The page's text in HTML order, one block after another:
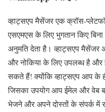
व्हाट्सएप मैसेंजर एक क्रॉस-
एसएमएस के लिए भुगतान किए
अनुमति देता है। व्हाट्सएप मैसेंजर
और नोकिया के लिए उपलब्ध है
सकते हैं! क्योंकि व्हाट्सएप आप के
जिसका उपयोग आप ईमेल और वेब
भेजने और अपने दोस्तों के संपर्क में